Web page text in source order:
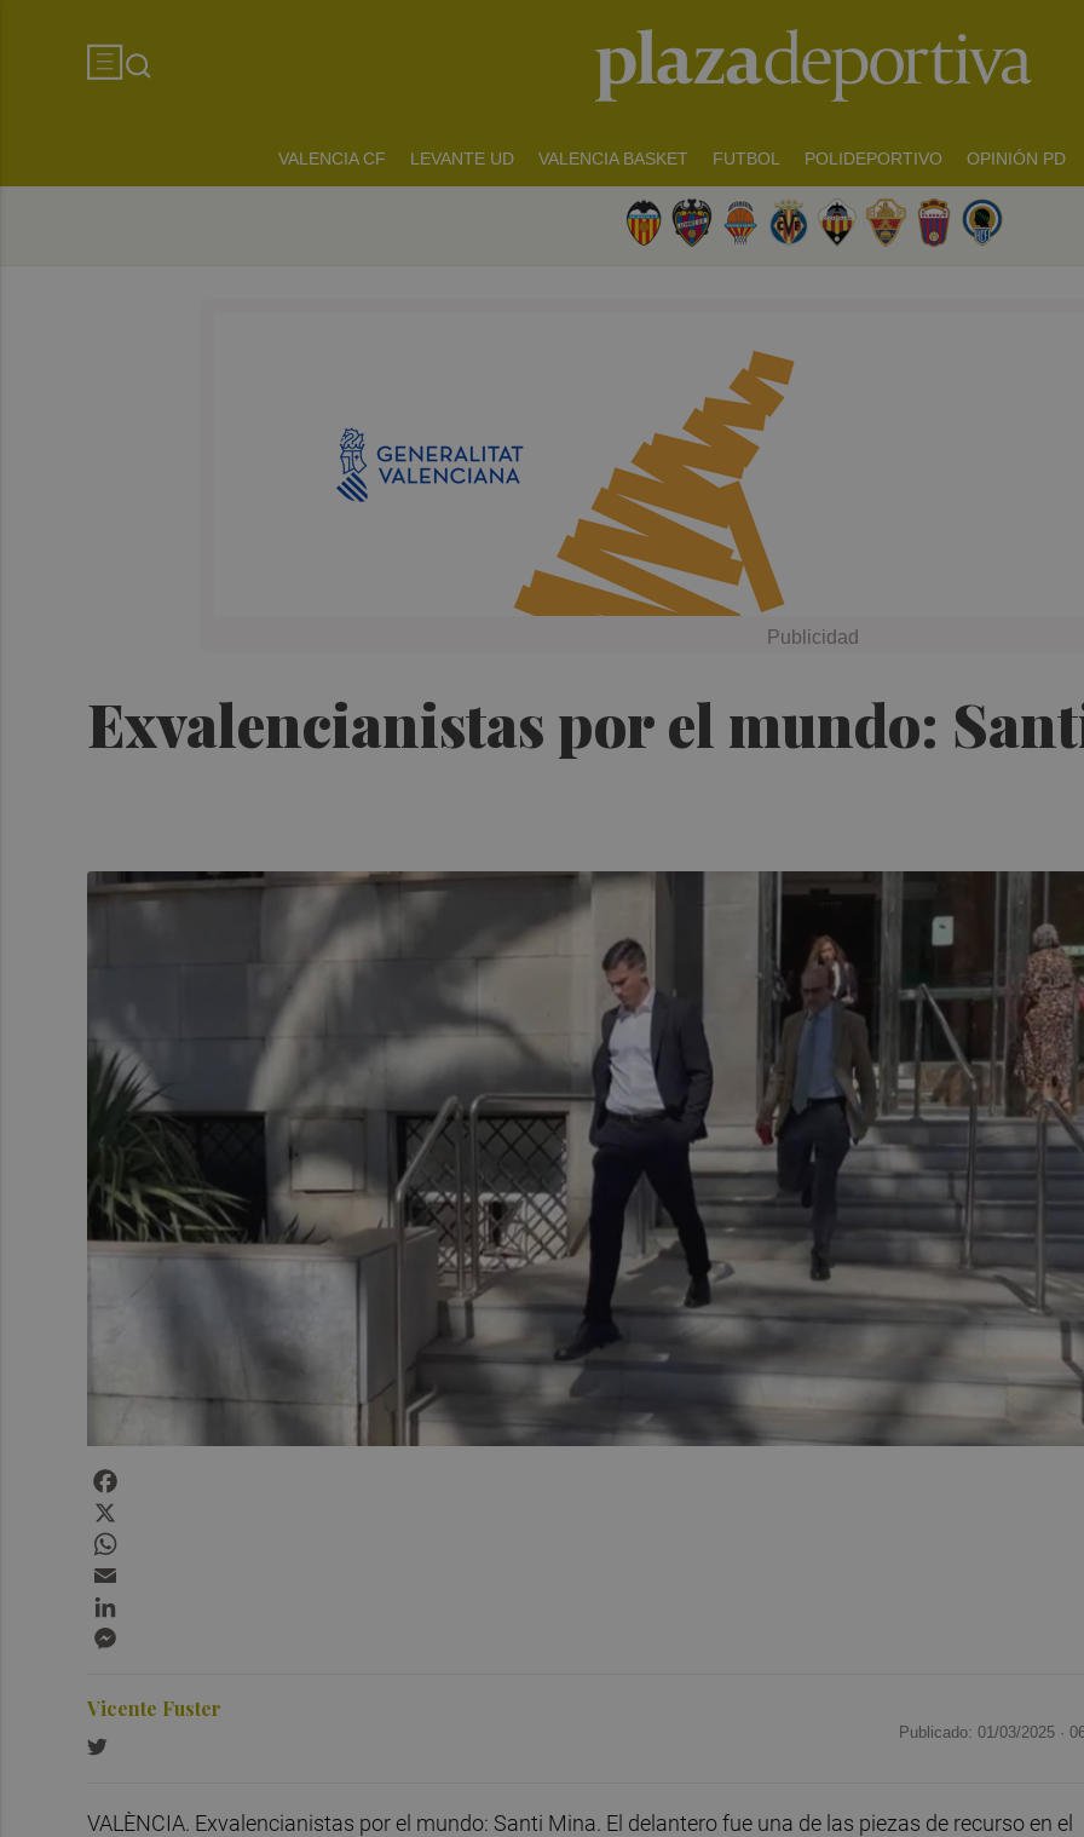
VALENCIA CF LEVANTE UD VALENCIA BASKET FUTBOL POLIDEPORTIVO OPINIÓN PD
Exvalencianistas por el mundo:
Vicente Fuster
Publicado: 01/03/2025 ·
VALÈNCIA. Exvalencianistas por el mundo: Santi Mina. El delantero fue una de las piezas de recurso en el